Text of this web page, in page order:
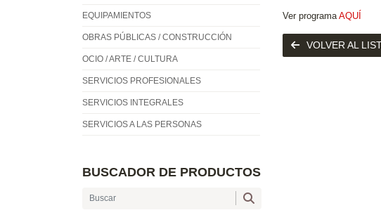
EQUIPAMIENTOS
OBRAS PÚBLICAS / CONSTRUCCIÓN
OCIO / ARTE / CULTURA
SERVICIOS PROFESIONALES
SERVICIOS INTEGRALES
SERVICIOS A LAS PERSONAS
BUSCADOR DE PRODUCTOS
Ver programaAQUÍ
VOLVER AL